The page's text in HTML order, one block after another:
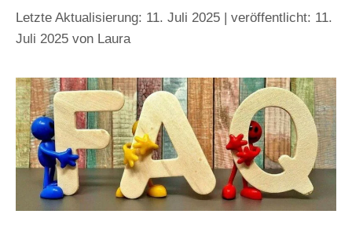
11. Juli 2025
11.
Juli 2025 von Laura